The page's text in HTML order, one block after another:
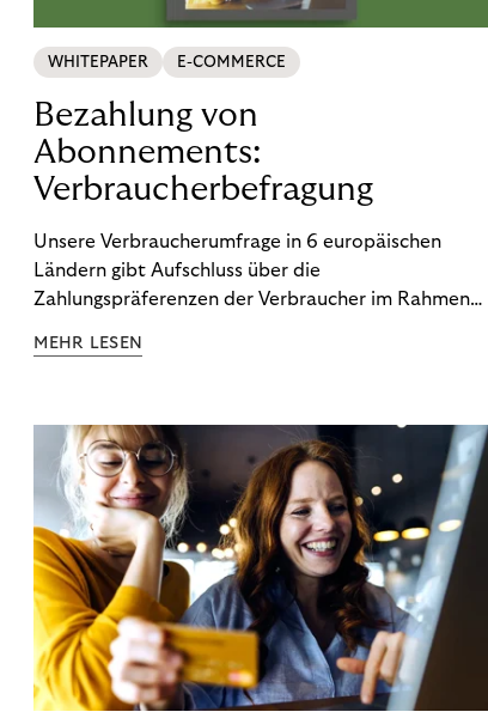
WHITEPAPER E-COMMERCE
Bezahlung von
Abonnements:
Verbraucherbefragung
Unsere Verbraucherumfrage in 6 europäischen
Ländern gibt Aufschluss über die
Zahlungspräferenzen der Verbraucher im Rahmen
Ergebnisse, um zu erfahren, wie Sie
MEHR LESEN